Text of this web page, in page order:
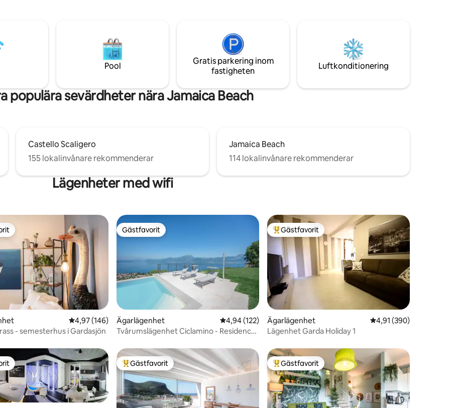
100Mb uppladdning 10Mb
sanering av rummen med
för att hjälpa vår städservicePool
Gratis parkering inom
fastigheten
Luftkonditionering
populära sevärdheter nära Jamaica Beach
Castello Scaligero
155 lokalinvånare rekommenderar
Jamaica Beach
114 lokalinvånare rekommenderar
Lägenheter med wifi
betyg, 118 omdömen4,97 av 5 i genomsnittligt betyg, 146 omdömen
4,97 (146)
- semesterhus i Gardasjön
Gästfavorit
Gästfavorit
Ägarlägenhet 4,94 av 5 i genomsnittligt betyg, 122 omdömen
4,94 (122)
Tvårumslägenhet Ciclamino - Residence
Populär gästfavorit
Gästfavorit
Ägarlägenhet 4,91 av 5 i
4,91 (390)
Lägenhet Garda Holiday 1
Populär gästfavorit
Gästfavorit Populär gästfavorit
Gästfavorit